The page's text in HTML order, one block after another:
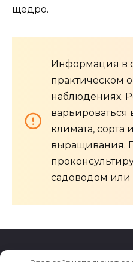
щедро.
Информация в
практическом
наблюдениях.
варьироваться
климата, сорта
выращивания.
садоводом или